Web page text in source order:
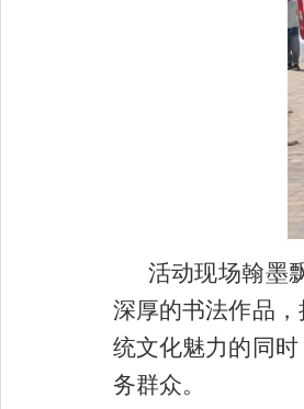
活动现场翰墨
深厚的书法作品
统文化魅力的同
务群众。